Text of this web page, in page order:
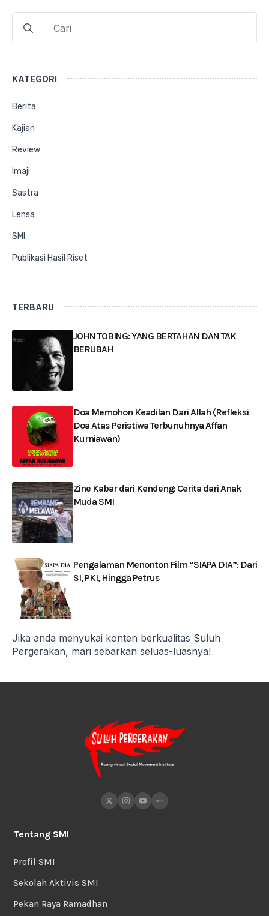
for:
KATEGORI
Berita
Kajian
Review
Imaji
Sastra
Lensa
SMI
Publikasi Hasil Riset
TERBARU
JOHN TOBING: YANG BERTAHAN DAN TAK
BERUBAH
Doa Memohon Keadilan Dari Allah (Refleksi
Doa Atas Peristiwa Terbunuhnya Affan
Kurniawan)
Zine Kabar dari Kendeng: Cerita dari Anak
Muda SMI
Pengalaman Menonton Film “SIAPA DIA”: Dari
SI, PKI, Hingga Petrus
Jika anda menyukai konten berkualitas Suluh
Pergerakan, mari sebarkan seluas-luasnya!
Tentang SMI
Profil SMI
Sekolah Aktivis SMI
Pekan Raya Ramadhan